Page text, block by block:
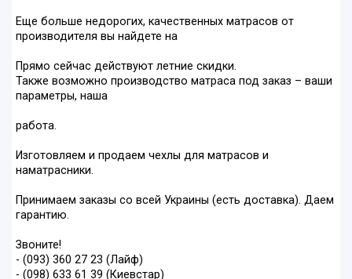
Еще больше недорогих, качественных матрасов от
производителя вы найдете на
Прямо сейчас действуют летние скидки.
Также возможно производство матраса под заказ – ваши
параметры, наша
работа.
Изготовляем и продаем чехлы для матрасов и
наматрасники.
Принимаем заказы со всей Украины (есть доставка). Даем
гарантию.
Звоните!
- (093) 360 27 23 (Лайф)
- (098) 633 61 39 (Киевстар)